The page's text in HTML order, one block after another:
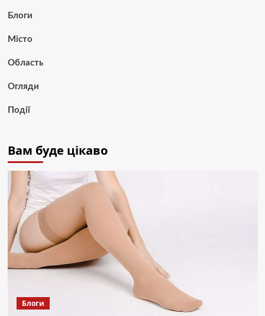
Блоги
Місто
Область
Огляди
Події
Вам буде цікаво
Блоги